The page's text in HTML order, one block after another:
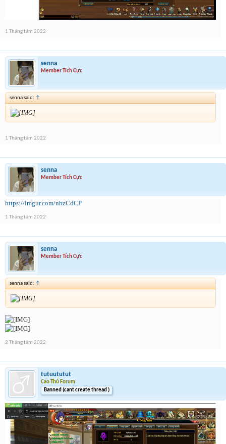
1 Tháng tám 2022
senna
Member Tích Cực
senna said: ↑
1 Tháng tám 2022
senna
Member Tích Cực
https://imgur.com/nhzCdCP
1 Tháng tám 2022
senna
Member Tích Cực
senna said: ↑
2 Tháng tám 2022
tutuututut
Cao Thủ Forum
Banned (cant create thread )